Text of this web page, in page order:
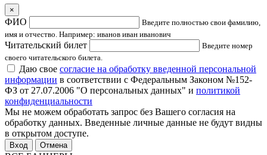
×
ФИО
Введите полностью свои фамилию,
имя и отчество. Например: иванов иван иванович
Читательский билет
Введите номер
своего читательского билета.
Даю свое согласие на обработку введенной персональной
информации в соответствии с Федеральным Законом №152-
ФЗ от 27.07.2006 "О персональных данных" и политикой
конфиденциальности
Мы не можем обработать запрос без Вашего согласия на
обработку данных. Введенные личные данные не будут видны
в открытом доступе.
Отмена